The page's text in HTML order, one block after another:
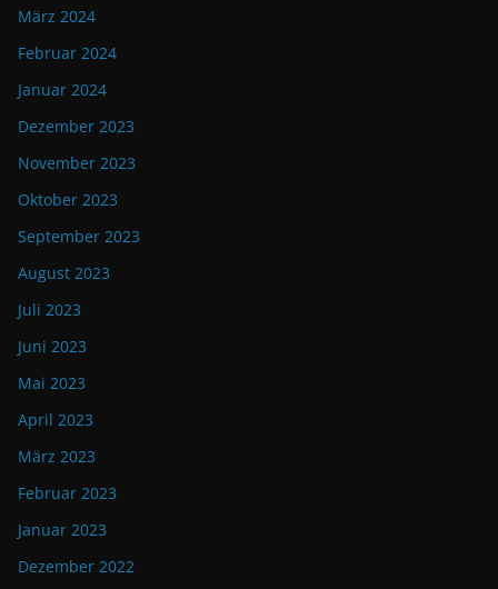
März 2024
Februar 2024
Januar 2024
Dezember 2023
November 2023
Oktober 2023
September 2023
August 2023
Juli 2023
Juni 2023
Mai 2023
April 2023
März 2023
Februar 2023
Januar 2023
Dezember 2022